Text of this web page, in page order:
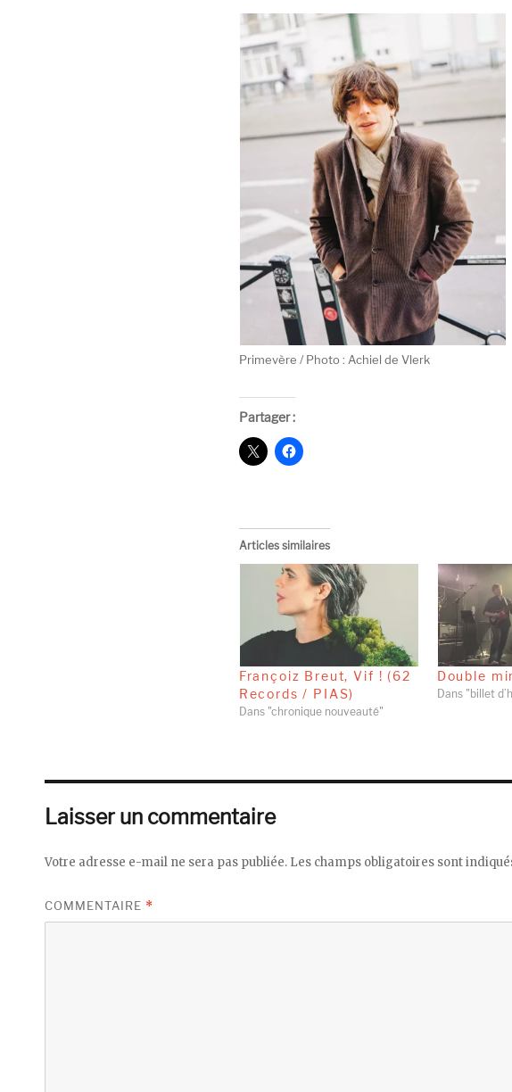
Primevère / Photo : Achiel de Vlerk
Partager :
Articles similaires
Françoiz Breut, Vif ! (62
Records / PIAS)
Dans "chronique nouveauté"
Double
Dans "billet
Laisser un commentaire
Votre adresse e-mail ne sera pas publiée. Les champs obligatoires sont
COMMENTAIRE *